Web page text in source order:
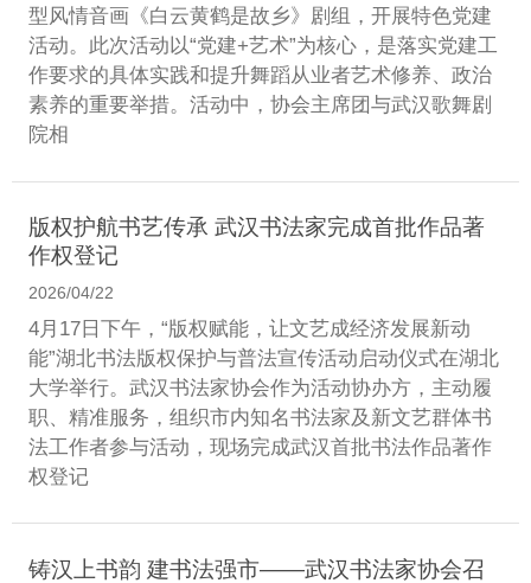
型风情音画《白云黄鹤是故乡》剧组，开展特色党建
活动。此次活动以“党建+艺术”为核心，是落实党建工
作要求的具体实践和提升舞蹈从业者艺术修养、政治
素养的重要举措。活动中，协会主席团与武汉歌舞剧
院相
版权护航书艺传承 武汉书法家完成首批作品著
作权登记
2026/04/22
4月17日下午，“版权赋能，让文艺成经济发展新动
能”湖北书法版权保护与普法宣传活动启动仪式在湖北
大学举行。武汉书法家协会作为活动协办方，主动履
职、精准服务，组织市内知名书法家及新文艺群体书
法工作者参与活动，现场完成武汉首批书法作品著作
权登记
铸汉上书韵 建书法强市——武汉书法家协会召